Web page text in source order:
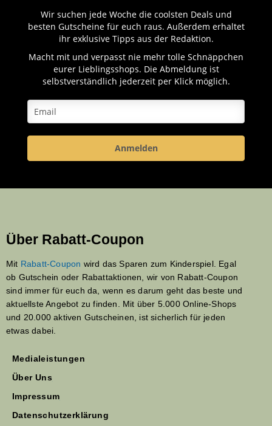
Wir suchen jede Woche die coolsten Deals und
besten Gutscheine für euch raus. Außerdem erhaltet
ihr exklusive Tipps aus der Redaktion.
Macht mit und verpasst nie mehr tolle Schnäppchen
eurer Lieblingsshops. Die Abmeldung ist
selbstverständlich jederzeit per Klick möglich.
Anmelden
Über Rabatt-Coupon
Mit Rabatt-Coupon wird das Sparen zum Kinderspiel. Egal
ob Gutschein oder Rabattaktionen, wir von Rabatt-Coupon
sind immer für euch da, wenn es darum geht das beste und
aktuellste Angebot zu finden. Mit über 5.000 Online-Shops
und 20.000 aktiven Gutscheinen, ist sicherlich für jeden
etwas dabei.
Medialeistungen
Über Uns
Impressum
Datenschutzerklärung